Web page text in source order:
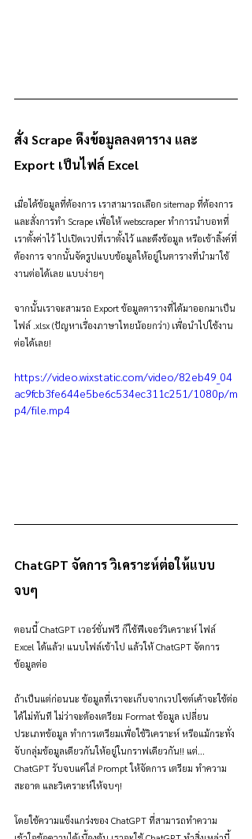
สั่ง Scrape ดึงข้อมูลลงตาราง และ
Export เป็นไฟล์ Excel
เมื่อได้ข้อมูลที่ต้องการ เราสามารถเลือก sitemap ที่ต้องการ
และสั่งการทำ Scrape เพื่อให้ webscraper ทำการนำบอทที่
เราตั้งค่าไว้ ไปเปิดเวปที่เราตั้งไว้ และดึงข้อมูล หรือเข้าลิ้งค์ที่
ต้องการ จากนั้นจัดรูปแบบข้อมูลให้อยู่ในตารางที่นำมาใช้
งานต่อได้เลย แบบง่ายๆ
จากนั้นเราจะสามรถ Export ข้อมูลตารางที่ได้มาออกมาเป็น
ไฟล์ .xlsx (ปัญหาเรื่องภาษาไทยน้อยกว่า) เพื่อนำไปใช้งาน
ต่อได้เลย!
https://video.wixstatic.com/video/82eb49_04
ac9fcb3fe644e5be6c534ec311c251/1080p/m
p4/file.mp4
ChatGPT จัดการ วิเคราะห์ต่อให้แบบ
จบๆ
ตอนนี้ ChatGPT เวอร์ชั่นฟรี ก็ใช้ฟีเจอร์วิเคราะห์ ไฟล์
Excel ได้แล้ว! แนบไฟล์เข้าไป แล้วให้ ChatGPT จัดการ
ข้อมูลต่อ
ถ้าเป็นแต่ก่อนนะ ข้อมูลที่เราจะเก็บจากเวปไซต์เค้าจะใช้ต่อ
ได้ไม่ทันที ไม่ว่าจะต้องเตรียม Format ข้อมูล เปลี่ยน
ประเภทข้อมูล ทำการเตรียมเพื่อใช้วิเคราะห์ หรือแม้กระทั่ง
จับกลุ่มข้อมูลเดียวกันให้อยู่ในกราฟเดียวกัน!! แต่...
ChatGPT รับจบแค่ใส่ Prompt ให้จัดการ เตรียม ทำความ
สะอาด และวิเคราะห์ให้จบๆ!
โดยใช้ความแข็งแกร่งของ ChatGPT ที่สามารถทำความ